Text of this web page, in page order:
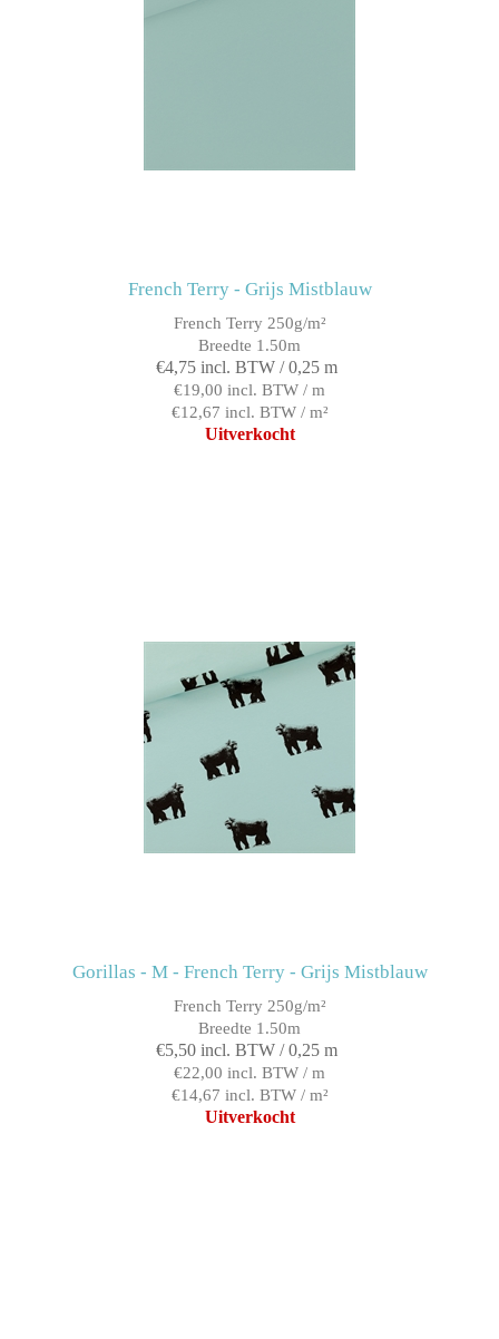
French Terry - Grijs Mistblauw
French Terry 250g/m²
Breedte 1.50m
€4,75 incl. BTW / 0,25 m
€19,00 incl. BTW / m
€12,67 incl. BTW / m²
Uitverkocht
Gorillas - M - French Terry - Grijs Mistblauw
French Terry 250g/m²
Breedte 1.50m
€5,50 incl. BTW / 0,25 m
€22,00 incl. BTW / m
€14,67 incl. BTW / m²
Uitverkocht